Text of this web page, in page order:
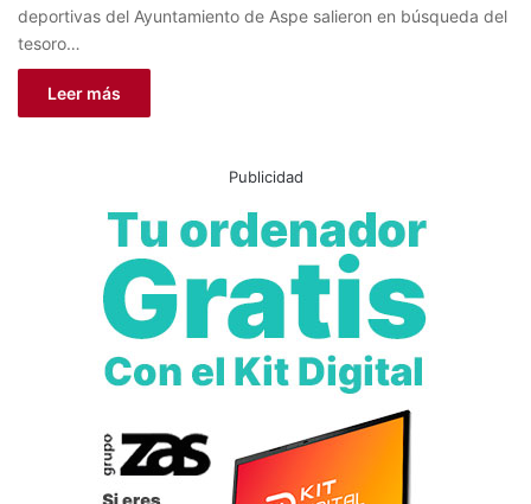
deportivas del Ayuntamiento de Aspe salieron en búsqueda del
tesoro…
Leer más
Publicidad